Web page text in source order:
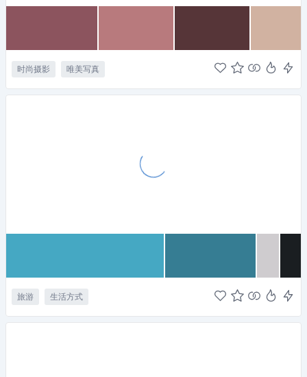
时尚摄影 唯美写真
旅游 生活方式